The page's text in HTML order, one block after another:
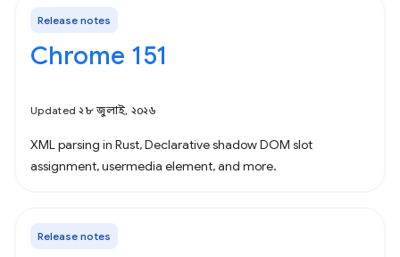
Release notes
Chrome 151
Updated ২৮ জুলাই, ২০২৬
XML parsing in Rust, Declarative shadow DOM slot
assignment, usermedia element, and more.
Release notes